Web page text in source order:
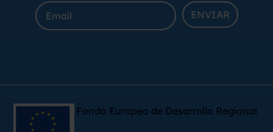
ENVIAR
Fondo Europeo de Desarrollo Regional